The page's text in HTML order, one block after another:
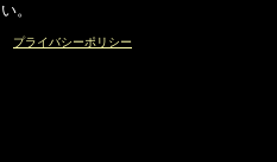
。
プライバシーポリシー